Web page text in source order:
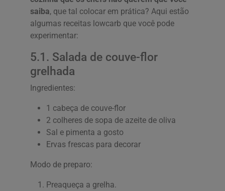
saiba, que tal colocar em prática? Aqui estão
algumas receitas lowcarb que você pode
experimentar:
5.1. Salada de couve-flor
grelhada
Ingredientes:
1 cabeça de couve-flor
2 colheres de sopa de azeite de oliva
Sal e pimenta a gosto
Ervas frescas para decorar
Modo de preparo:
Preaqueça a grelha.